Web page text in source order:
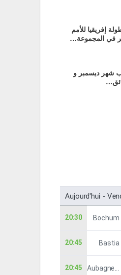
إفريقيا للأمم
في المجموعة…
شهر ديسمبر و